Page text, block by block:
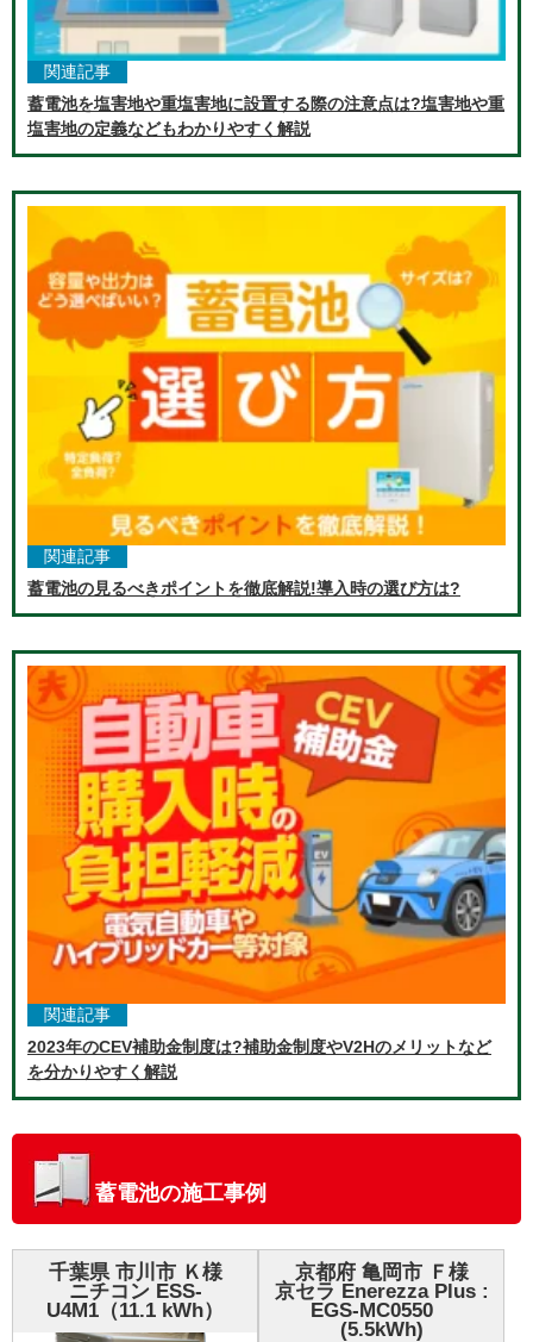
関連記事
蓄電池を塩害地や重塩害地に設置する際の注意点は?塩害地や重
塩害地の定義などもわかりやすく解説
関連記事
蓄電池の見るべきポイントを徹底解説!導入時の選び方は?
関連記事
2023年のCEV補助金制度は?補助金制度やV2Hのメリットなど
を分かりやすく解説
蓄電池の施工事例
千葉県 市川市 Ｋ様
ニチコン ESS-
U4M1（11.1 kWh）
京都府 亀岡市 Ｆ様
京セラ Enerezza Plus :
EGS-MC0550
(5.5kWh)